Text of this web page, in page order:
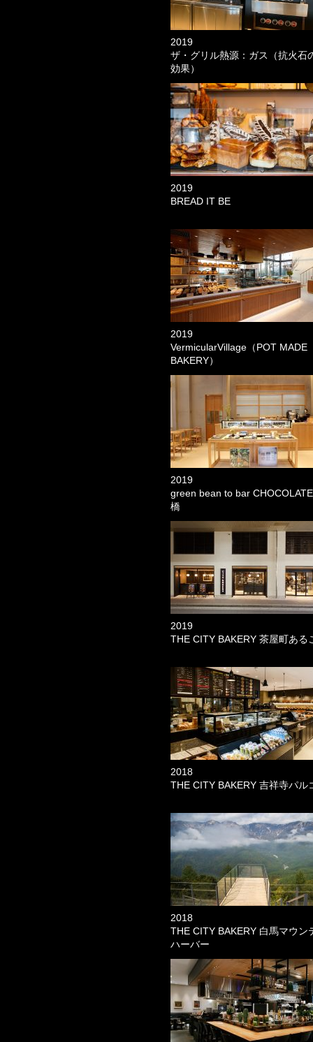
2019
ザ・グリル熱源：ガス（抗火石
効果）
2019
BREAD IT BE
2019
VermicularVillage（POT MADE
BAKERY）
2019
green bean to bar
橋
2019
THE CITY BAKERY 茶屋町ある
2018
THE CITY BAKERY 吉祥寺パル
2018
THE CITY BAKERY 白馬マウン
ハーバー